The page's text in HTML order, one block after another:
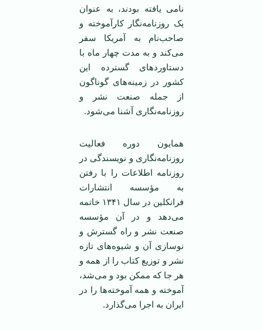
نامی ‌یافته بودند، به عنوان
یک روزنامه‌نگار کارآموخته و
صاحب‌نام به آمریکا سفر
می‌کند و به مدت چهار ماه با
دستاوردهای گسترده این
کشور در زمینه‌های گوناگون
از جمله صنعت نشر و
روزنامه‌نگاری آشنا می‌شود.
همایون دوره فعالیت
روزنامه‌نگاری و نویسندگی در
روزنامه اطلاعات را با رفتن
به مؤسسه انتشارات
فرانکلین در سال ۱۳۴۱ خاتمه
می‌دهد و در آن مؤسسه
صنعت نشر و راه گسترش و
نوسازی آن و شیوه‌های تازه
نشر و توزیع کتاب را از همه و
هر جا که ممکن بود و می‌شد،
آموخته و همه آموخته‌ها را در
ایران به اجرا می‌گذارد.